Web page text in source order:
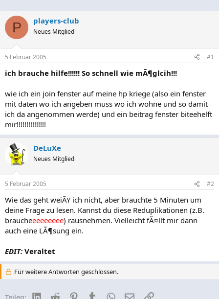
P players-club
Neues Mitglied
5 Februar 2005 #1
ich brauche hilfe!!!!!! So schnell wie mÃ¶glcih!!!
wie ich ein join fenster auf meine hp kriege (also ein fenster
mit daten wo ich angeben muss wo ich wohne und so damit
ich da angenommen werde) und ein beitrag fenster biteehelft
mir!!!!!!!!!!!!!!!
DeLuXe
Neues Mitglied
5 Februar 2005 #2
Wie das geht weiÃŸ ich nicht, aber brauchte 5 Minuten um
deine Frage zu lesen. Kannst du diese Reduplikationen (z.B.
braucheeeeeeeee) rausnehmen. Vielleicht fÃ¤llt mir dann
auch eine LÃ¶sung ein.
EDIT: Veraltet
Für weitere Antworten geschlossen.
Teilen: LinkedIn
Reddit PinterestTumblrWhatsApp
E-MailLink